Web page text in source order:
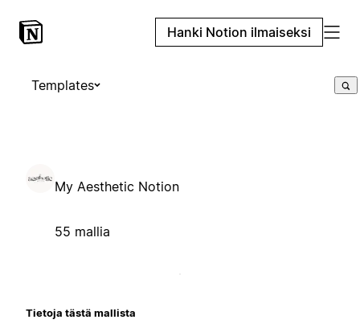
Hanki Notion ilmaiseksi
Templates
My Aesthetic Notion
55 mallia
Tietoja tästä mallista